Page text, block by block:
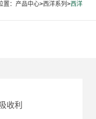
置：产品中心>西洋系列>西洋
收利